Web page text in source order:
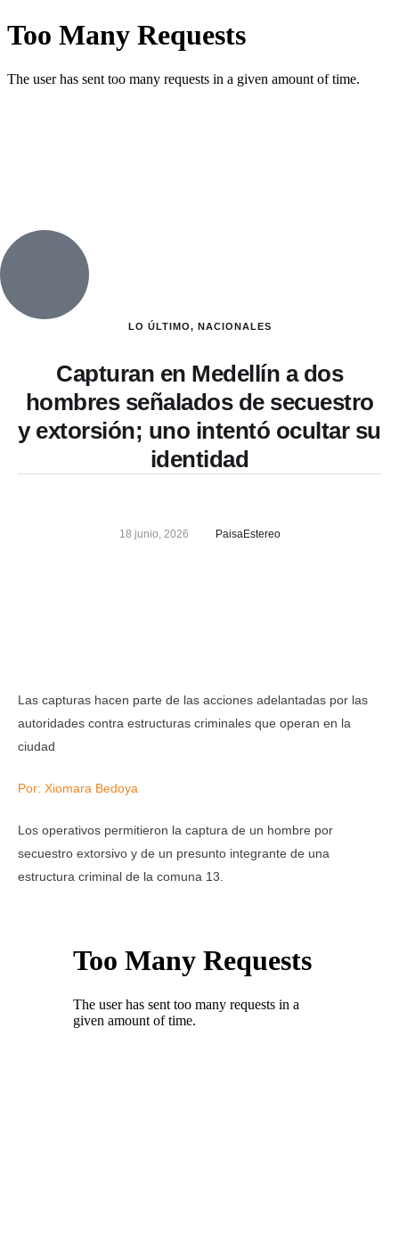
LO ÚLTIMO, NACIONALES
Capturan en Medellín a dos
hombres señalados de secuestro
y extorsión; uno intentó ocultar su
identidad
18 junio, 2026 PaisaEstereo
Las capturas hacen parte de las acciones adelantadas por las
autoridades contra estructuras criminales que operan en la
ciudad
Por: Xiomara Bedoya
Los operativos permitieron la captura de un hombre por
secuestro extorsivo y de un presunto integrante de una
estructura criminal de la comuna 13.